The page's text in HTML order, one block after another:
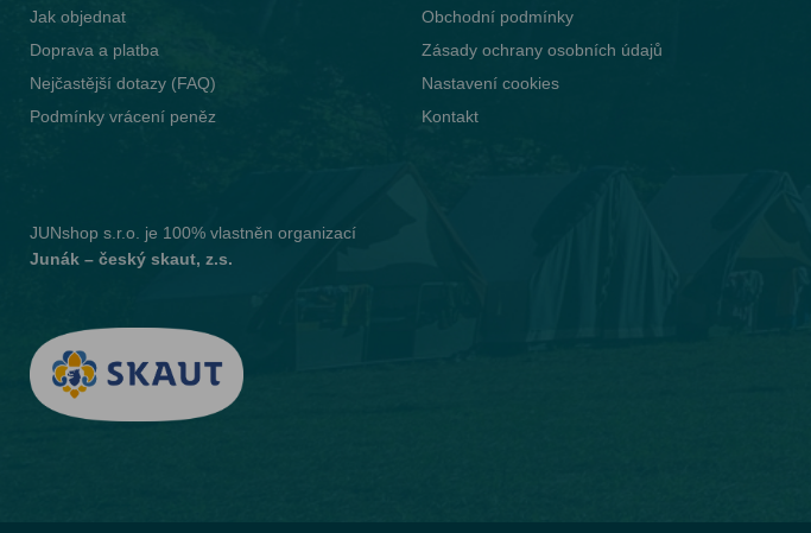
Jak objednat
Doprava a platba
Nejčastější dotazy (FAQ)
Podmínky vrácení peněz
JUNshop s.r.o.
je 100% vlastněn organizací
Junák – český skaut, z.s.
Obchodní podmínky
Zásady ochrany osobních údajů
Nastavení cookies
Kontakt